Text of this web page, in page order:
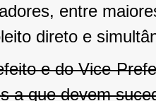
entre
direto e
e do Vice-
a que devem